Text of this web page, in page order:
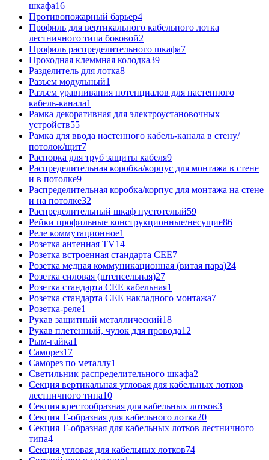
шкафа16
Противопожарный барьер4
Профиль для вертикального кабельного лотка
лестничного типа боковой2
Профиль распределительного шкафа7
Проходная клеммная колодка39
Разделитель для лотка8
Разъем модульный1
Разъем уравнивания потенциалов для настенного
кабель-канала1
Рамка декоративная для электроустановочных
устройств55
Рамка для ввода настенного кабель-канала в стену/
потолок/щит7
Распорка для труб защиты кабеля9
Распределительная коробка/корпус для монтажа в стене
и в потолке9
Распределительная коробка/корпус для монтажа на стене
и на потолке32
Распределительный шкаф пустотелый59
Рейки профильные конструкционные/несущие86
Реле коммутационное1
Розетка антенная TV14
Розетка встроенная стандарта CEE7
Розетка медная коммуникационная (витая пара)24
Розетка силовая (штепсельная)27
Розетка стандарта СЕЕ кабельная1
Розетка стандарта СЕЕ накладного монтажа7
Розетка-реле1
Рукав защитный металлический18
Рукав плетенный, чулок для провода12
Рым-гайка1
Саморез17
Саморез по металлу1
Светильник распределительного шкафа2
Секция вертикальная угловая для кабельных лотков
лестничного типа10
Секция крестообразная для кабельных лотков3
Секция Т-образная для кабельного лотка20
Секция Т-образная для кабельных лотков лестничного
типа4
Секция угловая для кабельных лотков74